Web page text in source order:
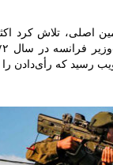
اصلی، تلاش کرد